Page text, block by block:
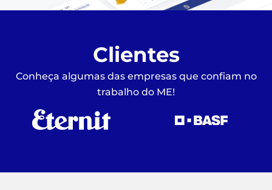
Clientes
Conheça algumas das empresas que confiam no
trabalho do ME!